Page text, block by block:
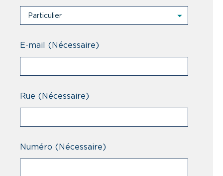
Particulier
Professionnel
E-mail (Nécessaire)
Rue (Nécessaire)
Numéro (Nécessaire)